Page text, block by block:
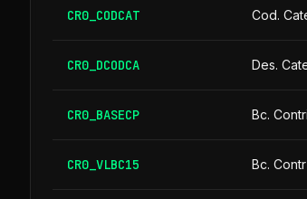
CR0_CODCAT Cod.
CR0_DCODCA Des.
CR0_BASECP Bc.
CR0_VLBC15 Bc. Contr